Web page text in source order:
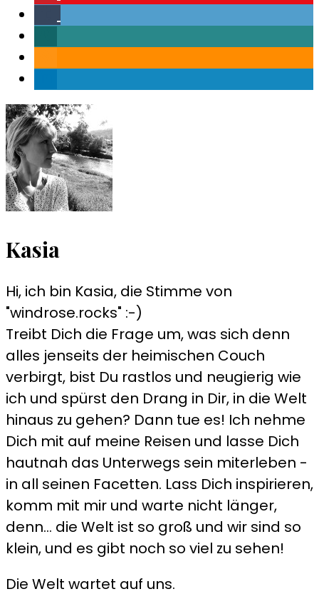
Kasia
Hi, ich bin Kasia, die Stimme von
"windrose.rocks" :-)
Treibt Dich die Frage um, was sich denn
alles jenseits der heimischen Couch
verbirgt, bist Du rastlos und neugierig wie
ich und spürst den Drang in Dir, in die Welt
hinaus zu gehen? Dann tue es! Ich nehme
Dich mit auf meine Reisen und lasse Dich
hautnah das Unterwegs sein miterleben -
in all seinen Facetten. Lass Dich inspirieren,
komm mit mir und warte nicht länger,
denn... die Welt ist so groß und wir sind so
klein, und es gibt noch so viel zu sehen!
Die Welt wartet auf uns.